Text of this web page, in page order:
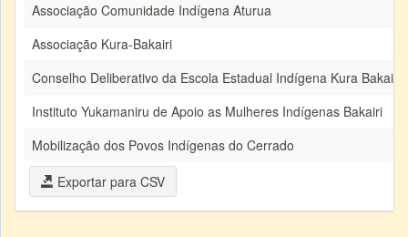
Associação Comunidade Indígena Aturua
Associação Kura-Bakairi
Conselho Deliberativo da Escola Estadual Indígena Kura Bakairi
Instituto Yukamaniru de Apoio as Mulheres Indígenas Bakairi
Mobilização dos Povos Indígenas do Cerrado
Exportar para CSV